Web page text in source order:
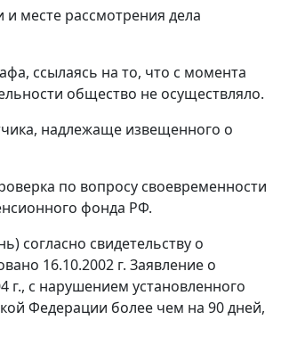
месте рассмотрения дела
ссылаясь на то, что с момента
общество не осуществляло.
надлежаще извещенного о
по вопросу своевременности
фонда РФ.
согласно свидетельству о
16.10.2002 г. Заявление о
г., с нарушением установленного
Федерации более чем на 90 дней,